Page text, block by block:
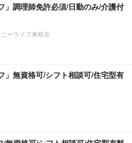
」調理師免許必須/日勤のみ/介護付
ーライフ東糀谷
」無資格可/シフト相談可/住宅型有